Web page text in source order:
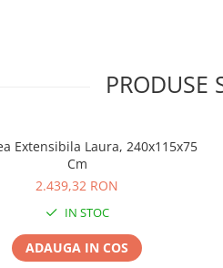
PRODUSE
Extensibila Laura, 240x115x75
Cm
2.439,32 RON
IN STOC
ADAUGA IN COS